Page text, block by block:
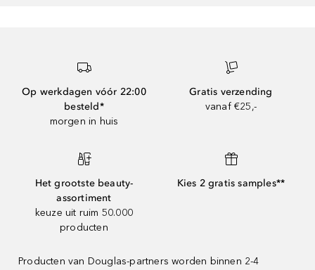
Op werkdagen vóór 22:00
besteld*
morgen in huis
Gratis verzending
vanaf €25,-
Het grootste beauty-
assortiment
keuze uit ruim 50.000
producten
Kies 2 gratis samples**
Producten van Douglas-partners worden binnen 2-4